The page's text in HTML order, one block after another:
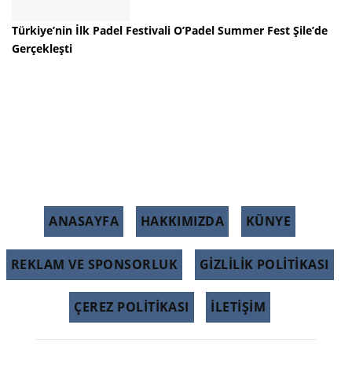
Türkiye’nin İlk Padel Festivali O’Padel Summer Fest Şile’de
Gerçekleşti
ANASAYFA HAKKIMIZDA KÜNYE
REKLAM VE SPONSORLUK GIZLILIK POLITIKASI
ÇEREZ POLITIKASI İLETİŞİM